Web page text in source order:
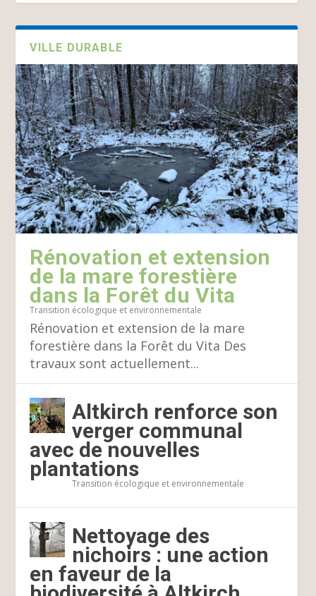
VILLE DURABLE
Rénovation et extension
de la mare forestière
dans la Forêt du Vita
Transition écologique et environnementale
Rénovation et extension de la mare
forestière dans la Forêt du Vita Des
travaux sont actuellement...
Altkirch renforce son
verger communal
avec de nouvelles
plantations
Transition écologique et environnementale
Nettoyage des
nichoirs : une action
en faveur de la